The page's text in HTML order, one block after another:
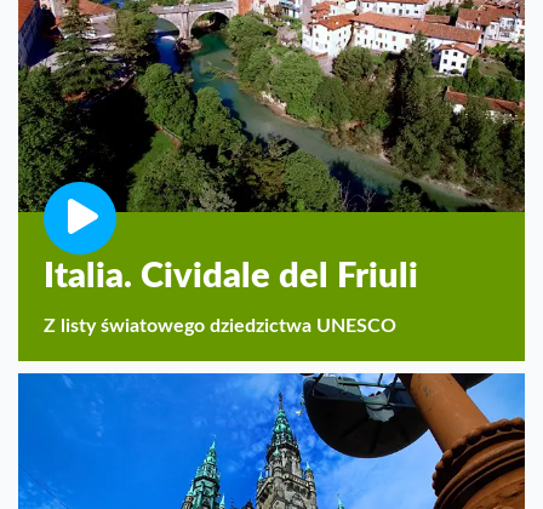
Italia. Cividale del Friuli
Z listy światowego dziedzictwa UNESCO